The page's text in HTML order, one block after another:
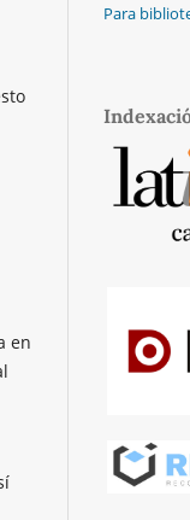
en
Para